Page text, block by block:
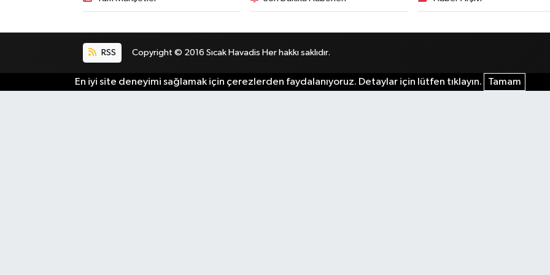
RSS Copyright © 2016 Sıcak Havadis Her hakkı saklıdır.
En iyi site deneyimi sağlamak için çerezlerden faydalanıyoruz. Detaylar için lütfen tıklayın. Tamam